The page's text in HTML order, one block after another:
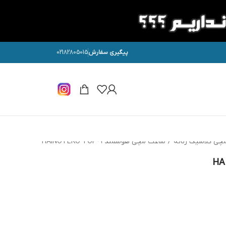
پیگیری سفارش02182805015
کلاسیک زنانه / ساعت مچی هوشمند HAINOTEKO TOP-9